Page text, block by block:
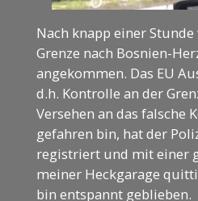
Nach knapp einer
Grenze nach Bosnien-
angekommen. Das EU
d.h. Kontrolle an der
Versehen an das falsche
gefahren bin, hat der
registriert und mit einer
meiner Heckgarage
bin entspannt geblieben.